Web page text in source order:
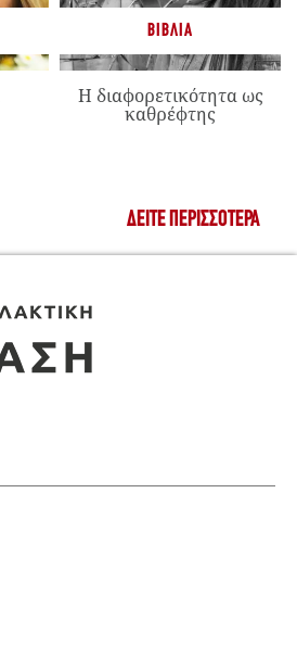
ΒΙΒΛΊΑ
Η διαφορετικότητα ως
καθρέφτης
ΔΕΊΤΕ ΠΕΡΙΣΣΌΤΕΡΑ